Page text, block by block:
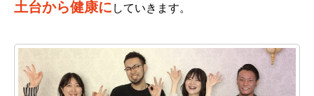
土台から健康に していきます。